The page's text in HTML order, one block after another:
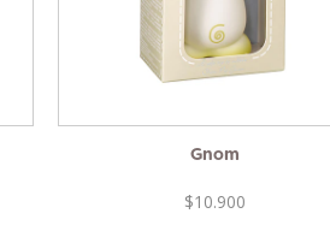
Gnom
$10.900